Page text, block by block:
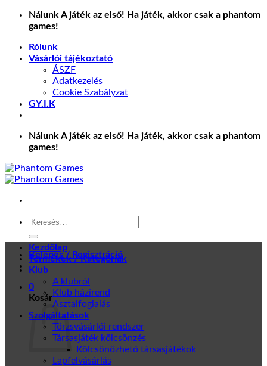
Skip
Nálunk A játék az első! Ha játék, akkor csak a phantom
games!
Rólunk
Vásárlói tájékoztató
ÁSZF
Adatkezelés
Cookie Szabályzat
GY.I.K
Nálunk A játék az első! Ha játék, akkor csak a phantom
games!
Keresés
következőre:
Belépés / Regisztráció
0
Kosár
Kezdőlap
Termékek / Kategóriák
Klub
A klubról
Klub házirend
Asztalfoglalás
Szolgáltatások
Törzsvásárlói rendszer
Társasjáték kölcsönzés
Kölcsönözhető társasjátékok
Lapfelvásárlás